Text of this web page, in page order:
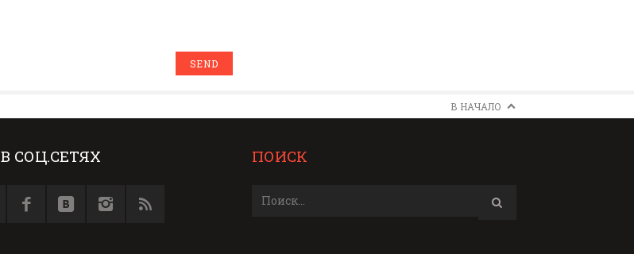
В НАЧАЛО
В СОЦ.СЕТЯХ ПОИСК